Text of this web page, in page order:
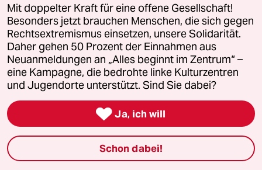
Le Monde diplomatique
taz Archiv
Mehr taz Angebote
Reisen
Kantine
Mit doppelter Kraft für eine offene Gesellschaft!
Besonders jetzt brauchen Menschen, die sich gegen
Rechtsextremismus einsetzen, unsere Solidarität.
Daher gehen 50 Prozent der Einnahmen aus
Neuanmeldungen an „Alles beginnt im Zentrum“ –
eine Kampagne, die bedrohte linke Kulturzentren
und Jugendorte unterstützt. Sind Sie dabei?
 Ja, ich will
Schon dabei!